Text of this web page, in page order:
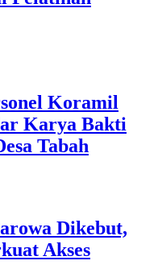
Koramil
Karya Bakti
Tabah
Dikebut,
Akses